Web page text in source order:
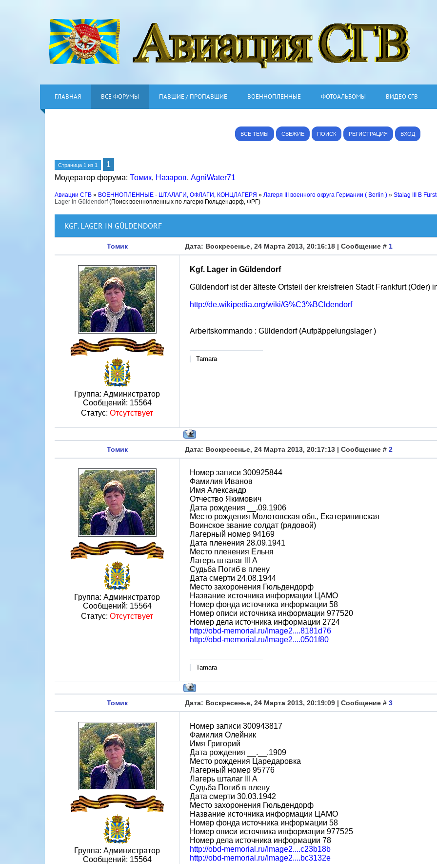
ГЛАВНАЯ ВСЕ ФОРУМЫ ПАВШИЕ / ПРОПАВШИЕ ВОЕННОПЛЕННЫЕ ФОТОАЛЬБОМЫ ВИДЕО СГВ
ВСЕ ТЕМЫ СВЕЖИЕ ПОИСК РЕГИСТРАЦИЯ ВХОД
Страница 1 из 1
1
Модератор форума: Томик, Назаров, AgniWater71
Авиации СГВ » ВОЕННОПЛЕННЫЕ - ШТАЛАГИ, ОФЛАГИ, КОНЦЛАГЕРЯ » Лагеря III военного округа Германии ( Berlin ) » Stalag III B
Lager in Güldendorf (Поиск военнопленных по лагерю Гюльдендорф, ФРГ)
KGF. LAGER IN GÜLDENDORF
Томик Дата: Воскресенье, 24 Марта 2013, 20:16:18 | Сообщение # 1
Группа: Администратор
Сообщений: 15564
Статус: Отсутствует
Kgf. Lager in Güldendorf
Güldendorf ist der älteste Ortsteil der kreisfreien Stadt Frankfurt (Oder)
http://de.wikipedia.org/wiki/G%C3%BCldendorf
Arbeitskommando : Güldendorf (Aufpäppelungslager )
Tamara
Томик Дата: Воскресенье, 24 Марта 2013, 20:17:13 | Сообщение # 2
Группа: Администратор
Сообщений: 15564
Статус: Отсутствует
Номер записи 300925844
Фамилия Иванов
Имя Александр
Отчество Якимович
Дата рождения __.09.1906
Место рождения Молотовская обл., Екатерининская
Воинское звание солдат (рядовой)
Лагерный номер 94169
Дата пленения 28.09.1941
Место пленения Ельня
Лагерь шталаг III A
Судьба Погиб в плену
Дата смерти 24.08.1944
Место захоронения Гюльдендорф
Название источника информации ЦАМО
Номер фонда источника информации 58
Номер описи источника информации 977520
Номер дела источника информации 2724
http://obd-memorial.ru/Image2....8181d76
http://obd-memorial.ru/Image2....0501f80
Tamara
Томик Дата: Воскресенье, 24 Марта 2013, 20:19:09 | Сообщение # 3
Группа: Администратор
Сообщений: 15564
Номер записи 300943817
Фамилия Олейник
Имя Григорий
Дата рождения __.__.1909
Место рождения Царедаровка
Лагерный номер 95776
Лагерь шталаг III A
Судьба Погиб в плену
Дата смерти 30.03.1942
Место захоронения Гюльдендорф
Название источника информации ЦАМО
Номер фонда источника информации 58
Номер описи источника информации 977525
Номер дела источника информации 78
http://obd-memorial.ru/Image2....c23b18b
http://obd-memorial.ru/Image2....bc3132e